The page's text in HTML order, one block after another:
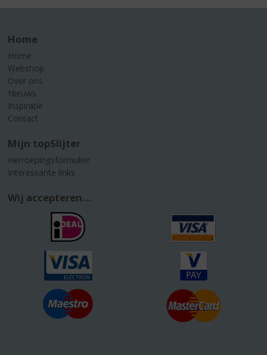
Home
Home
Webshop
Over ons
Nieuws
Inspiratie
Contact
Mijn topSlijter
Herroepingsformulier
Interessante links
Wij accepteren...